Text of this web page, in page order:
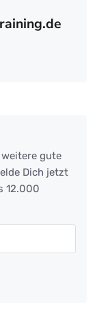
gute
Dich jetzt
12.000